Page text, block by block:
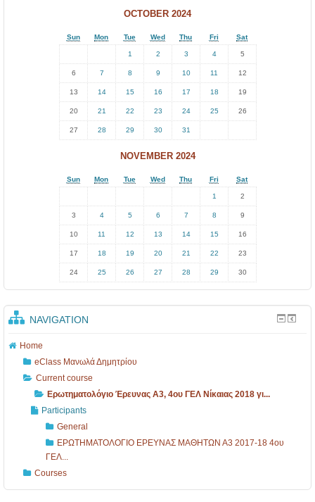
OCTOBER 2024
Sun Mon Tue Wed Thu Fri Sat
1 2 3 4 5
6 7 8 9 10 11 12
13 14 15 16 17 18 19
20 21 22 23 24 25 26
27 28 29 30 31
NOVEMBER 2024
Sun Mon Tue Wed Thu Fri Sat
1 2
3 4 5 6 7 8 9
10 11 12 13 14 15 16
17 18 19 20 21 22 23
24 25 26 27 28 29 30
NAVIGATION
Home
eClass Μανωλά Δημητρίου
Current course
Ερωτηματολόγιο Έρευνας Α3, 4ου ΓΕΛ Νίκαιας 2018 γι...
Participants
General
ΕΡΩΤΗΜΑΤΟΛΟΓΙΟ ΕΡΕΥΝΑΣ ΜΑΘΗΤΩΝ Α3 2017-18 4ου
ΓΕΛ...
Courses